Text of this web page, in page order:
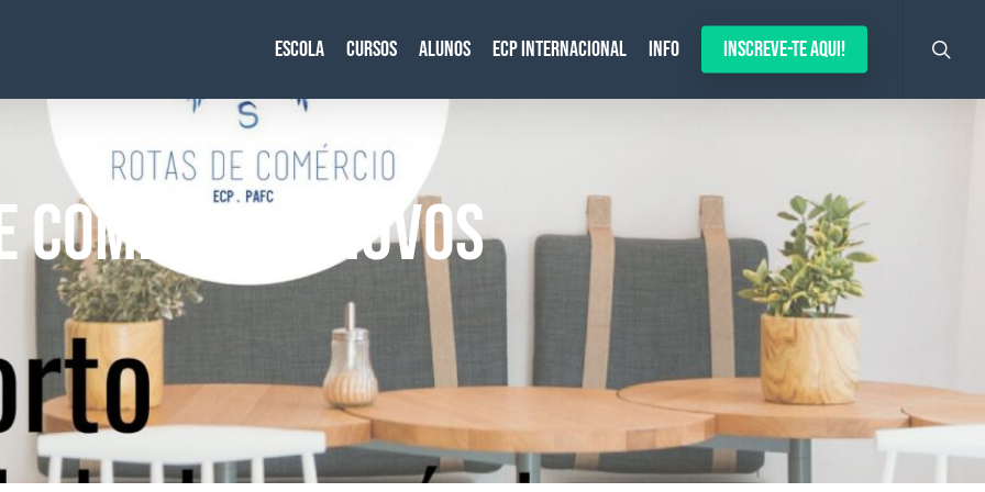
Escola Cursos Alunos ECP Internacional Info Inscreve-te aqui!
COMÉRCIO – NOVOS